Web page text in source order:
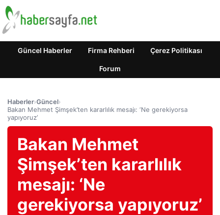
Güncel Haberler Firma Rehberi Çerez Politikası
Forum
Haberler›Güncel›
Bakan Mehmet Şimşek’ten kararlılık mesajı: ‘Ne gerekiyorsa
yapıyoruz’
Bakan Mehmet
Şimşek’ten kararlılık
mesajı: ‘Ne
gerekiyorsa yapıyoruz’